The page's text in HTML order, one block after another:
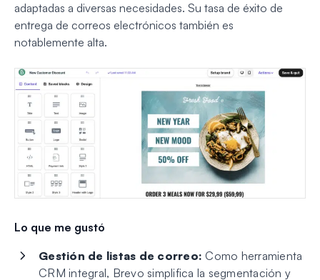
adaptadas a diversas necesidades. Su tasa de éxito de
entrega de correos electrónicos también es
notablemente alta.
Lo que me gustó
Gestión de listas de correo: Como herramienta
CRM integral, Brevo simplifica la segmentación y